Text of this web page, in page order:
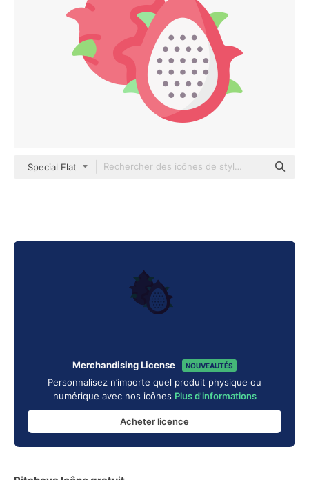
Special Flat
Merchandising License NOUVEAUTÉS
Personnalisez n’importe quel produit physique ou
numérique avec nos icônes Plus d'informations
Acheter licence